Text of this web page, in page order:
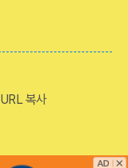
URL 복사